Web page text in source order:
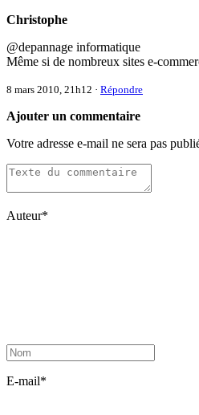
Christophe
@depannage informatique
Même si de nombreux sites e-
8 mars 2010, 21h12 · Répondre
Ajouter un commentaire
Votre adresse e-mail ne sera pas
Auteur*
E-mail*